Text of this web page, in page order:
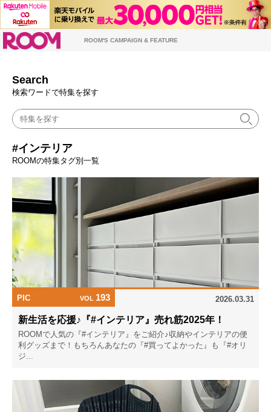
ROOM'S CAMPAIGN & FEATURE
Search
検索ワードで特集を探す
#インテリア
ROOMの特集タグ別一覧
PIC VOL 193 2026.03.31
新生活を応援♪『#インテリア』売れ筋2025年！
ROOMで人気の『#インテリア』をご紹介♪収納やインテリアの便
利グッズまで！もちろんあなたの『#買ってよかった』も『#オリ
ジ...